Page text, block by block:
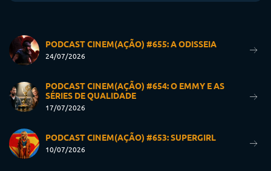
PODCAST CINEM(AÇÃO) #655: A ODISSEIA
24/07/2026
PODCAST CINEM(AÇÃO) #654: O EMMY E AS
SÉRIES DE QUALIDADE
17/07/2026
PODCAST CINEM(AÇÃO) #653: SUPERGIRL
10/07/2026